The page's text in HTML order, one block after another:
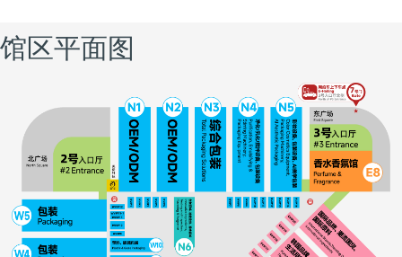
馆区平面图